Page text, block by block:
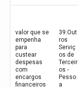
valor que se
empenha
para
custear
despesas
com
encargos
financeiros
39:Out
ros
Serviç
os de
Terceir
os -
Pesso
a